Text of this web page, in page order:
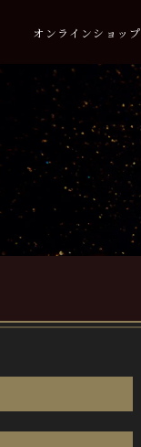
オンラインショップ